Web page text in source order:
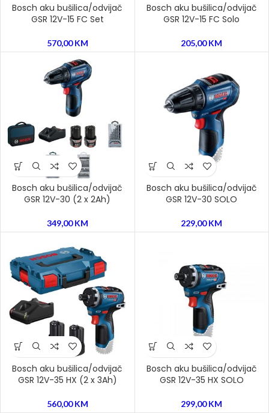
Bosch aku bušilica/odvijač
GSR 12V-15 FC Set
570,00KM
Bosch aku bušilica/odvijač
GSR 12V-15 FC Solo
205,00KM
Bosch aku bušilica/odvijač
GSR 12V-30 (2 x 2Ah)
349,00KM
Bosch aku bušilica/odvijač
GSR 12V-30 SOLO
229,00KM
Bosch aku bušilica/odvijač
GSR 12V-35 HX (2 x 3Ah)
560,00KM
Bosch aku bušilica/odvijač
GSR 12V-35 HX SOLO
299,00KM